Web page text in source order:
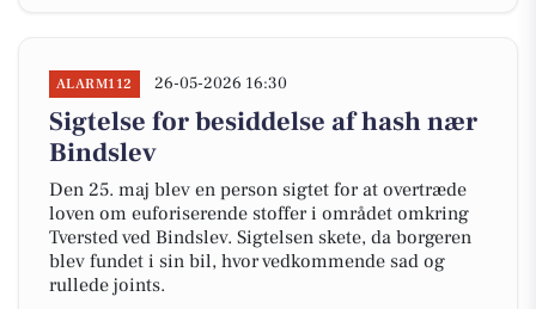
ALARM112 26-05-2026 16:30
Sigtelse for besiddelse af hash nær
Bindslev
Den 25. maj blev en person sigtet for at overtræde
loven om euforiserende stoffer i området omkring
Tversted ved Bindslev. Sigtelsen skete, da borgeren
blev fundet i sin bil, hvor vedkommende sad og
rullede joints.